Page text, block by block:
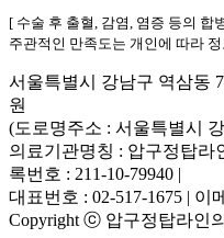
[ 수술 후 출혈, 감염, 염증 등의 합
주관적인 만족도는 개인에 따라
서울특별시 강남구 역삼동
원
(도로명주소 : 서울특별시
의료기관명칭 : 압구정탑라
록번호 : 211-10-79940 |
대표번호 : 02-517-1675 | 이
Copyright ⓒ 압구정탑라인